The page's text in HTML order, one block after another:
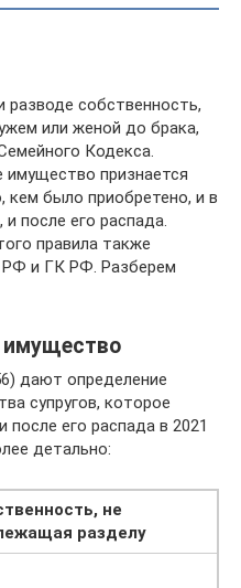
разводе собственность,
или женой до брака,
Кодекса.
имущество признается
кем было приобретено, и в
после его распада.
правила также
и ГК РФ. Разберем
дают определение
супругов, которое
его распада в 2021
детально:
не
разделу